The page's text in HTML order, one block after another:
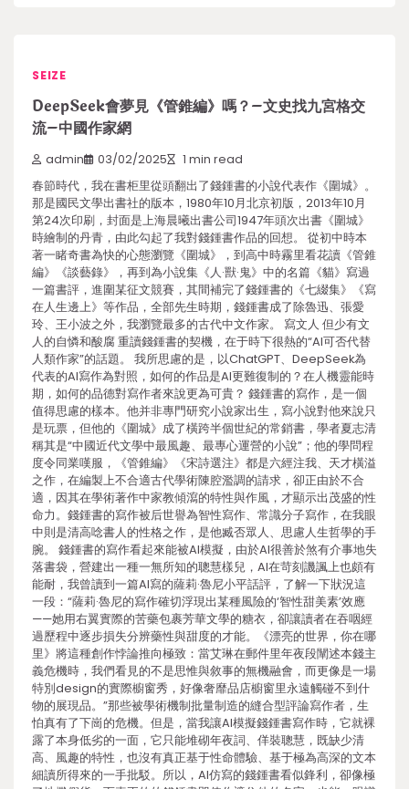
SEIZE
DeepSeek會夢見《管錐編》嗎？–文史找九宮格交
流–中國作家網
admin 03/02/2025 1 min read
春節時代，我在書柜里從頭翻出了錢鍾書的小說代表作《圍城》。
那是國民文學出書社的版本，1980年10月北京初版，2013年10月
第24次印刷，封面是上海晨曦出書公司1947年頭次出書《圍城》
時繪制的丹青，由此勾起了我對錢鍾書作品的回想。 從初中時本
著一睹奇書為快的心態瀏覽《圍城》，到高中時霧里看花讀《管錐
編》《談藝錄》，再到為小說集《人·獸·鬼》中的名篇《貓》寫過
一篇書評，進圍某征文競賽，其間補完了錢鍾書的《七綴集》《寫
在人生邊上》等作品，全部先生時期，錢鍾書成了除魯迅、張愛
玲、王小波之外，我瀏覽最多的古代中文作家。 寫文人 但少有文
人的自憐和酸腐 重讀錢鍾書的契機，在于時下很熱的“AI可否代替
人類作家”的話題。 我所思慮的是，以ChatGPT、DeepSeek為
代表的AI寫作為對照，如何的作品是AI更難復制的？在人機靈能時
期，如何的品德對寫作者來說更為可貴？ 錢鍾書的寫作，是一個
值得思慮的樣本。他并非專門研究小說家出生，寫小說對他來說只
是玩票，但他的《圍城》成了橫跨半個世紀的常銷書，學者夏志清
稱其是“中國近代文學中最風趣、最專心運營的小說”；他的學問程
度令同業嘆服，《管錐編》《宋詩選注》都是六經注我、天才橫溢
之作，在編製上不合適古代學術陳腔濫調的請求，卻正由於不合
適，因其在學術著作中家教傾瀉的特性與作風，才顯示出茂盛的性
命力。錢鍾書的寫作被后世譽為智性寫作、常識分子寫作，在我眼
中則是清高唸書人的性格之作，是他臧否眾人、思慮人生哲學的手
腕。 錢鍾書的寫作看起來能被AI模擬，由於AI很善於煞有介事地失
落書袋，營建出一種一無所知的聰慧樣兒，AI在苛刻譏諷上也頗有
能耐，我曾讀到一篇AI寫的薩莉·魯尼小平話評，了解一下狀況這
一段：“薩莉·魯尼的寫作確切浮現出某種風險的‘智性甜美素’效應
——她用右翼實際的苦藥包裹芳華文學的糖衣，卻讓讀者在吞咽經
過歷程中逐步損失分辨藥性與甜度的才能。《漂亮的世界，你在哪
里》將這種創作悖論推向極致：當艾琳在郵件里年夜段闡述本錢主
義危機時，我們看見的不是思惟與敘事的無機融會，而更像是一場
特別design的實際櫥窗秀，好像奢靡品店櫥窗里永遠觸碰不到什
物的展現品。”那些被學術機制批量制造的縫合型評論寫作者，生
怕真有了下崗的危機。但是，當我讓AI模擬錢鍾書寫作時，它就裸
露了本身低劣的一面，它只能堆砌年夜詞、佯裝聰慧，既缺少清
高、風趣的特性，也沒有真正基于性命體驗、基于極為高深的文本
細讀所得來的一手批駁。所以，AI仿寫的錢鍾書看似鋒利，卻像極